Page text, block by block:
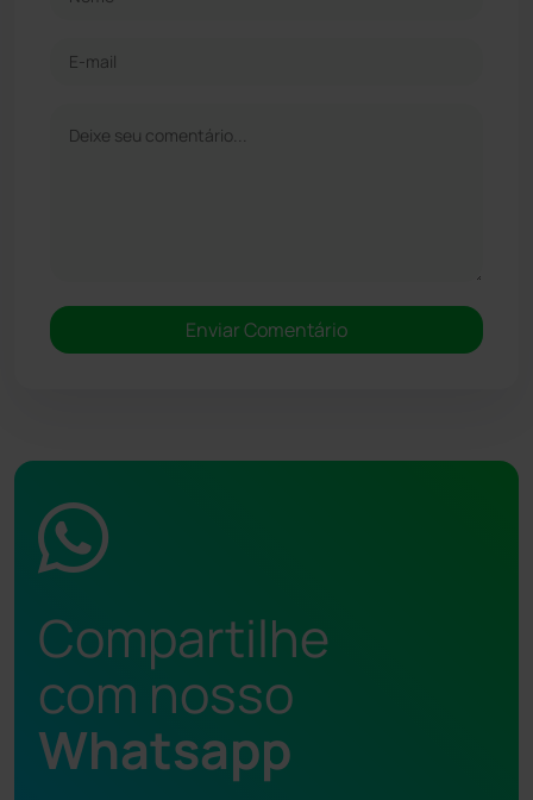
Compartilhe
com nosso
Whatsapp